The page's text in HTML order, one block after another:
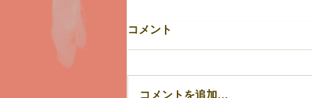
７月31日（金）
コメント
コメントを追加…